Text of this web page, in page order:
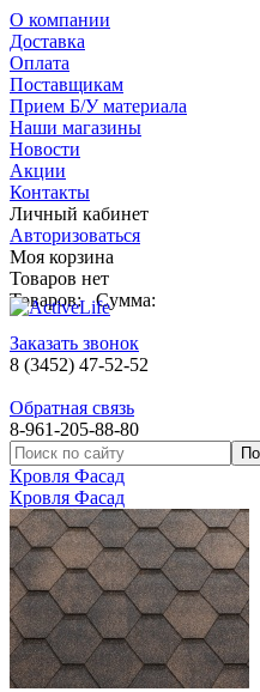
О компании
Доставка
Оплата
Поставщикам
Прием Б/У материала
Наши магазины
Новости
Акции
Контакты
Личный кабинет
Авторизоваться
Моя корзина
Товаров нет
Товаров: Сумма:
Заказать звонок
8 (3452) 47-52-52
Обратная связь
8-961-205-88-80
Кровля Фасад
Кровля Фасад